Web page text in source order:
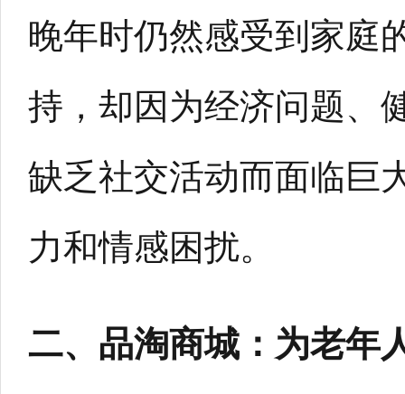
晚年时仍然感受到家庭
持，却因为经济问题、
缺乏社交活动而面临巨
力和情感困扰。
二、品淘商城：为老年